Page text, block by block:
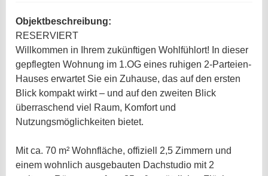
Objektbeschreibung:
RESERVIERT
Willkommen in Ihrem zukünftigen Wohlfühlort! In dieser
gepflegten Wohnung im 1.OG eines ruhigen 2-Parteien-
Hauses erwartet Sie ein Zuhause, das auf den ersten
Blick kompakt wirkt – und auf den zweiten Blick
überraschend viel Raum, Komfort und
Nutzungsmöglichkeiten bietet.
Mit ca. 70 m² Wohnfläche, offiziell 2,5 Zimmern und
einem wohnlich ausgebauten Dachstudio mit 2